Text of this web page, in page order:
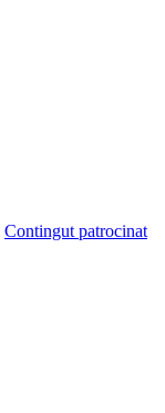
Contingut patrocinat